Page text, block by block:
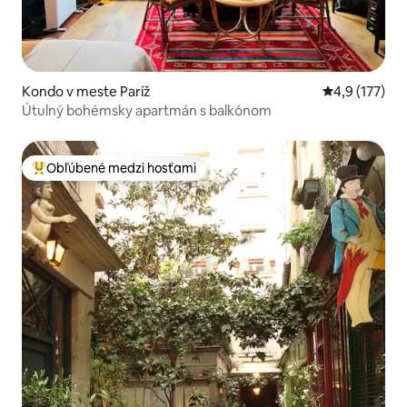
Kondo v meste Paríž Priemerné
4,9 (177)
Útulný bohémsky apartmán s balkónom
Najobľúbenejšie medzi hosťami
Obľúbené medzi hosťami